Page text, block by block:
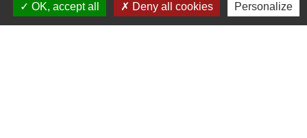
Service-Public.fr (Le site officiel de
l'administration française)
OK, accept all
Deny all cookies Personalize